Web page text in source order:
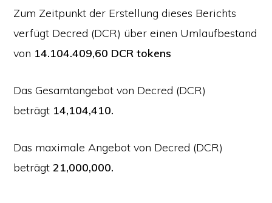
Zum Zeitpunkt der Erstellung dieses Berichts
verfügt Decred (DCR) über einen Umlaufbestand
von 14.104.409,60 DCR tokens
Das Gesamtangebot von Decred (DCR)
beträgt 14,104,410.
Das maximale Angebot von Decred (DCR)
beträgt21,000,000.